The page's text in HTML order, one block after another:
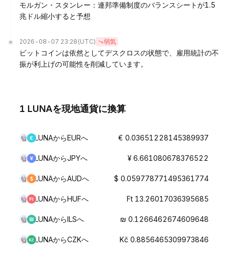
モルガン・スタンレー：連邦準備制度のバランスシートが1.5
兆ドル縮小すると予想
2026-08-07 23:28 (UTC) 弱気
ビットコインは依然としてデスクロスの状態で、雇用統計の不
振が利上げの可能性を削減しています。
1 LUNAを現地通貨に換算
LUNAからEURへ € 0.03651228145389937
LUNAからJPYへ ¥ 6.661080678376522
LUNAからAUDへ $ 0.059778771495361774
LUNAからHUFへ Ft 13.26017036395685
LUNAからILSへ ₪ 0.1266462674609648
LUNAからCZKへ Kč 0.8856465309973846